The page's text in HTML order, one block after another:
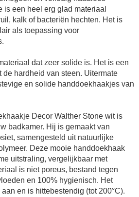
is een heel erg glad materiaal
kalk of bacteriën hechten. Het is
als toepassing voor
dat zeer solide is. Het is een
de hardheid van steen. Uitermate
en solide handdoekhaakjes van
Decor Walther Stone wit is
badkamer. Hij is gemaakt van
samengesteld uit natuurlijke
Deze mooie handdoekhaak
uitstraling, vergelijkbaar met
is niet poreus, bestand tegen
en 100% hygienisch. Het
en is hittebestendig (tot 200°C).